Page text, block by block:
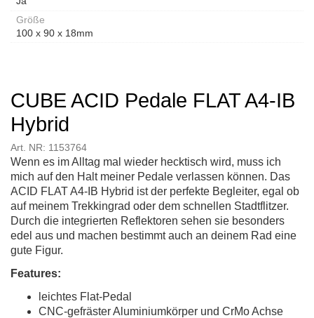
Größe
100 x 90 x 18mm
CUBE ACID Pedale FLAT A4-IB
Hybrid
Art. NR: 1153764
Wenn es im Alltag mal wieder hecktisch wird, muss ich
mich auf den Halt meiner Pedale verlassen können. Das
ACID FLAT A4-IB Hybrid ist der perfekte Begleiter, egal ob
auf meinem Trekkingrad oder dem schnellen Stadtflitzer.
Durch die integrierten Reflektoren sehen sie besonders
edel aus und machen bestimmt auch an deinem Rad eine
gute Figur.
Features:
leichtes Flat-Pedal
CNC-gefräster Aluminiumkörper und CrMo Achse